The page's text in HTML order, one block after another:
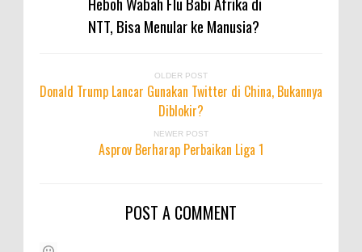
NTT, Bisa Menular ke Manusia?
OLDER POST
Donald Trump Lancar Gunakan Twitter di China, Bukannya
Diblokir?
NEWER POST
Asprov Berharap Perbaikan Liga 1
POST A COMMENT